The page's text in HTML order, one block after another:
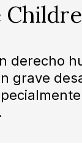
derecho
grave